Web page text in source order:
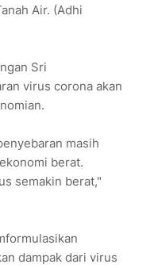
Air. (Adhi
Sri
virus corona akan
masih
berat.
semakin berat,"
dampak dari virus